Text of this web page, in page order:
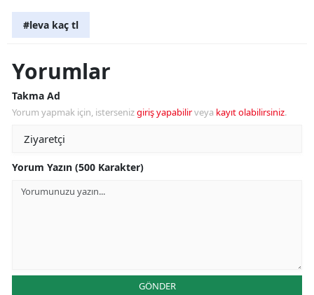
#leva kaç tl
Yorumlar
Takma Ad
Yorum yapmak için, istersenizgiriş yapabilirveya kayıt olabilirsiniz.
Yorum Yazın (500 Karakter)
GÖNDER